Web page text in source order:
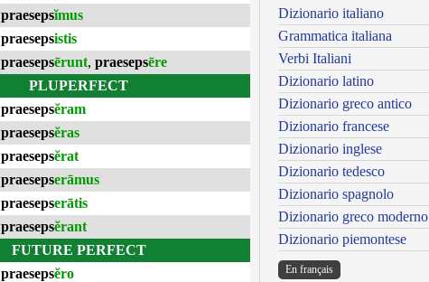
praesepsĭmus
praesepsistis
praesepsērunt, praesepsēre
PLUPERFECT
praesepsĕram
praesepsĕras
praesepsĕrat
praesepserāmus
praesepserātis
praesepsĕrant
FUTURE PERFECT
praesepsĕro
Dizionario italiano
Grammatica italiana
Verbi Italiani
Dizionario latino
Dizionario greco antico
Dizionario francese
Dizionario inglese
Dizionario tedesco
Dizionario spagnolo
Dizionario greco moderno
Dizionario piemontese
En français